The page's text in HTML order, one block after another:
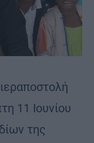
11 Ιουνίου
της